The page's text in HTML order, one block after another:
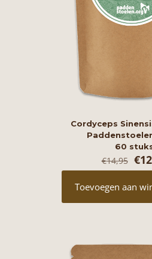
Cordyceps
60
€14,95 €
Toevoegen aan